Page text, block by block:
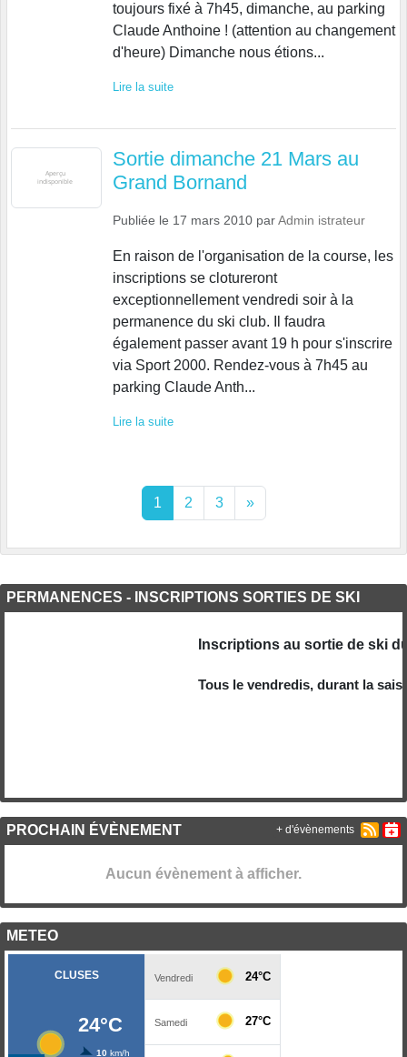
toujours fixé à 7h45, dimanche, au parking
Claude Anthoine ! (attention au changement
d'heure) Dimanche nous étions...
Lire la suite
Sortie dimanche 21 Mars au
Grand Bornand
Publiée le 17 mars 2010 parAdmin istrateur
En raison de l'organisation de la course, les
inscriptions se clotureront
exceptionnellement vendredi soir à la
permanence du ski club. Il faudra
également passer avant 19 h pour s'inscrire
via Sport 2000. Rendez-vous à 7h45 au
parking Claude Anth...
Lire la suite
1 2 3 »
PERMANENCES - INSCRIPTIONS SORTIES DE SKI
Inscriptions au sortie de ski du
Tous le vendredis, durant la
PROCHAIN ÉVÈNEMENT
Aucun évènement à afficher.
+ d'évènements
METEO